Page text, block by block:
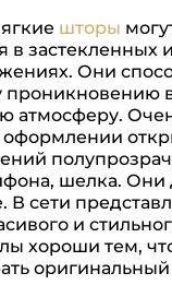
шторы
в застекленных
Они
проникновению
атмосферу.
шелка. Они
В сети
и
хороши тем,